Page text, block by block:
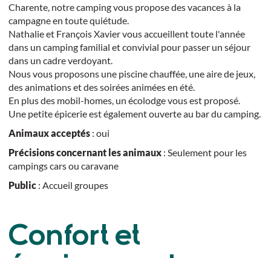
Charente, notre camping vous propose des vacances à la
campagne en toute quiétude.
Nathalie et François Xavier vous accueillent toute l'année
dans un camping familial et convivial pour passer un séjour
dans un cadre verdoyant.
Nous vous proposons une piscine chauffée, une aire de jeux,
des animations et des soirées animées en été.
En plus des mobil-homes, un écolodge vous est proposé.
Une petite épicerie est également ouverte au bar du camping.
Animaux acceptés: oui
Précisions concernant les animaux: Seulement pour les
campings cars ou caravane
Public: Accueil groupes
Confort et